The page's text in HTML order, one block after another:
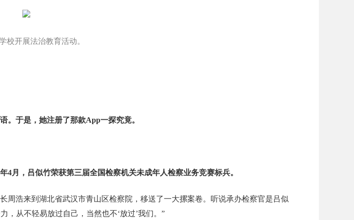
校开展法治教育活动。
。于是，她注册了那款App一探究竟。
月，吕似竹荣获第三届全国检察机关未成年人检察业务竞赛标兵。
周浩来到湖北省武汉市青山区检察院，移送了一大摞案卷。听说承办检察官是吕似
，从不轻易放过自己，当然也不‘放过’我们。”